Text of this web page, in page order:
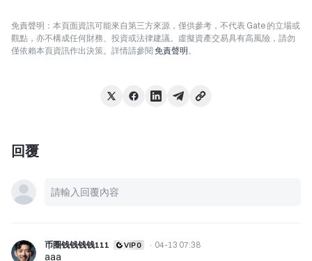
免責聲明：本頁面資訊可能來自第三方來源，僅供參考，不代表 Gate 的立場或
觀點，亦不構成任何財務、投資或法律建議。虛擬資產交易具有高風險，請勿
僅依賴本頁資訊作出決策。詳情請參閱 免責聲明。
回覆
币圈钱钱钱钱111 · 04-13 07:38
aaa